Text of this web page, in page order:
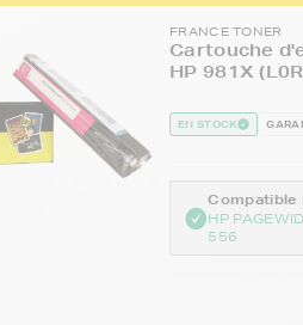
FRANCE TONER
Cartouche
HP 981X
EN STOCK
Compatible
HP
556